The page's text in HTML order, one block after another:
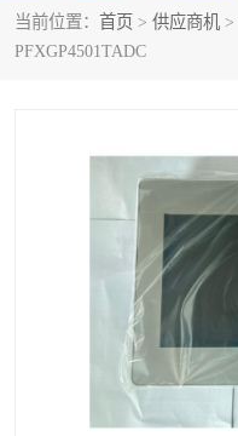
当前位置： 首页 > 供应商机 >
PFXGP4501TADC
丹佛斯变频器
魏德米勒继电器